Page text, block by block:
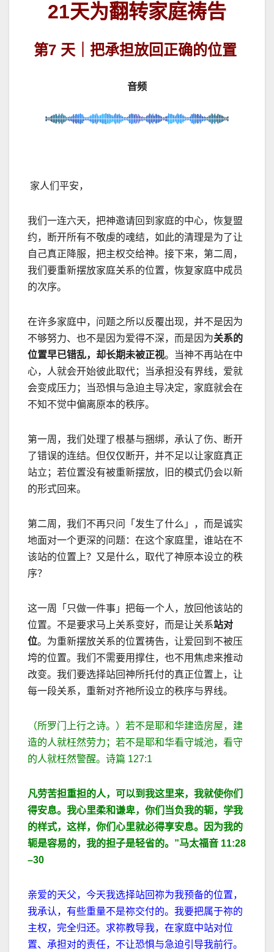
21天为翻转家庭祷告
第7 天｜ 把承担放回正确的位置
音频
家人们平安，
我们一连六天，把神邀请回到家庭的中心，恢复盟
约，断开所有不敬虔的魂结，如此的清理是为了让
自己真正降服，把主权交给神。接下来，第二周，
我们要重新摆放家庭关系的位置，恢复家庭中成员
的次序。
在许多家庭中，问题之所以反覆出现，并不是因为
不够努力、也不是因为爱得不深，而是因为关系的
位置早已错乱，却长期未被正视。
当神不再站在中
心，人就会开始彼此取代；当承担没有界线，爱就
会变成压力；当恐惧与急迫主导决定，家庭就会在
不知不觉中偏离原本的秩序。
第一周，我们处理了根基与捆绑，承认了伤、断开
了错误的连结。但仅仅断开，并不足以让家庭真正
站立；若位置没有被重新摆放，旧的模式仍会以新
的形式回来。
第二周，我们不再只问「发生了什么」，而是诚实
地面对一个更深的问题：在这个家庭里，谁站在不
该站的位置上？又是什么，取代了神原本设立的秩
序？
这一周「只做一件事」把每一个人，放回他该站的
位置。不是要求马上关系变好，而是让关系站对
位。为重新摆放关系的位置祷告，让爱回到不被压
垮的位置。我们不需要用撑住，也不用焦虑来推动
改变。我们要选择站回神所托付的真正位置上，让
每一段关系，重新对齐祂所设立的秩序与界线。
（所罗门上行之诗。）若不是耶和华建造房屋，建
造的人就枉然劳力；若不是耶和华看守城池，看守
的人就枉然警醒。诗篇 127:1
凡劳苦担重担的人，可以到我这里来，我就使你们
得安息。我心里柔和谦卑，你们当负我的轭，学我
的样式，这样，你们心里就必得享安息。因为我的
轭是容易的，我的担子是轻省的。 ”马太福音 11:28
–30
亲爱的天父， 今天我选择站回祢为我预备的位置，
我承认，有些重量不是祢交付的。我要把属于祢的
主权，完全归还。求祢教导我，在家庭中站对位
置、承担对的责任，不让恐惧与急迫引导我前行。